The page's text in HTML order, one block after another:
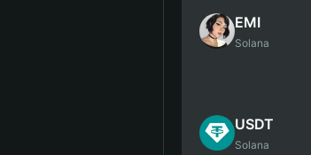
EMI
Solana
USDT
Solana